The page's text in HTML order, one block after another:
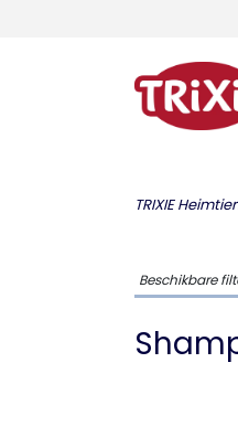
TRIXIE
Beschikbare